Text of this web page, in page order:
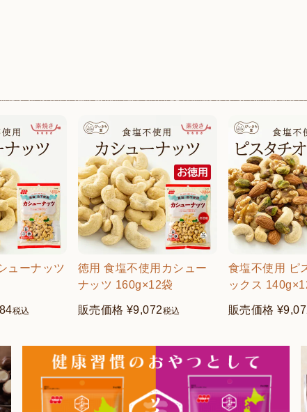
ューナッツ
税込
徳用 食塩不使用カシュー
ナッツ 160g×12袋
販売価格 ¥9,072税込
食塩不使用 ピ
ックス
販売価格 ¥